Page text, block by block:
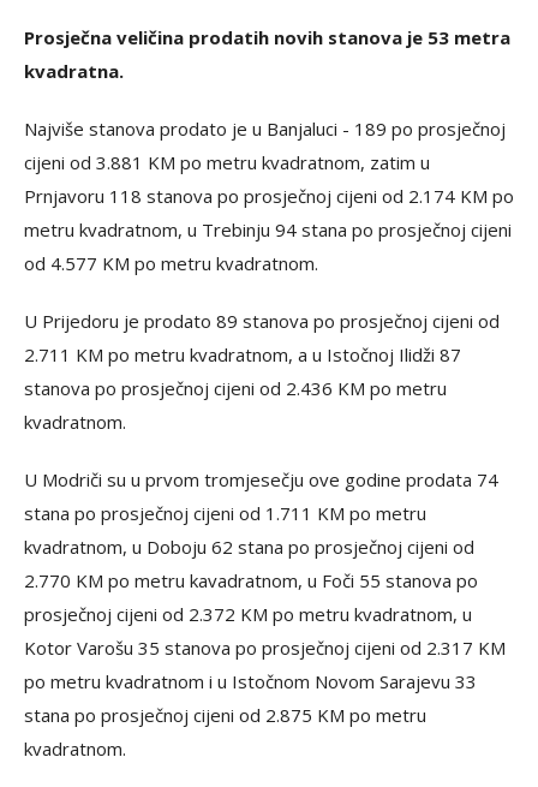
Prosječna veličina prodatih novih stanova je 53 metra
kvadratna.
Najviše stanova prodato je u Banjaluci - 189 po prosječnoj
cijeni od 3.881 KM po metru kvadratnom, zatim u
Prnjavoru 118 stanova po prosječnoj cijeni od 2.174 KM po
metru kvadratnom, u Trebinju 94 stana po prosječnoj cijeni
od 4.577 KM po metru kvadratnom.
U Prijedoru je prodato 89 stanova po prosječnoj cijeni od
2.711 KM po metru kvadratnom, a u Istočnoj Ilidži 87
stanova po prosječnoj cijeni od 2.436 KM po metru
kvadratnom.
U Modriči su u prvom tromjesečju ove godine prodata 74
stana po prosječnoj cijeni od 1.711 KM po metru
kvadratnom, u Doboju 62 stana po prosječnoj cijeni od
2.770 KM po metru kavadratnom, u Foči 55 stanova po
prosječnoj cijeni od 2.372 KM po metru kvadratnom, u
Kotor Varošu 35 stanova po prosječnoj cijeni od 2.317 KM
po metru kvadratnom i u Istočnom Novom Sarajevu 33
stana po prosječnoj cijeni od 2.875 KM po metru
kvadratnom.